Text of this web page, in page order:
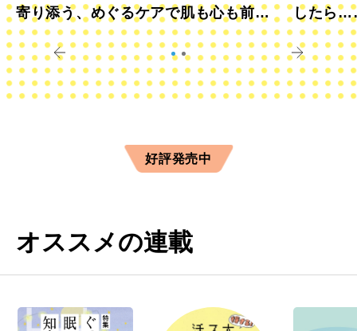
寄り添う、めぐるケアで肌も心も前向
きに
したら
すか？
好評発売中
オススメの連載